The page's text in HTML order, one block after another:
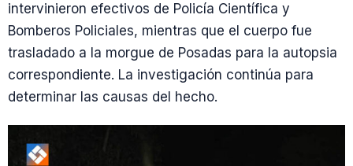
intervinieron efectivos de Policía Científica y
Bomberos Policiales, mientras que el cuerpo fue
trasladado a la morgue de Posadas para la autopsia
correspondiente. La investigación continúa para
determinar las causas del hecho.